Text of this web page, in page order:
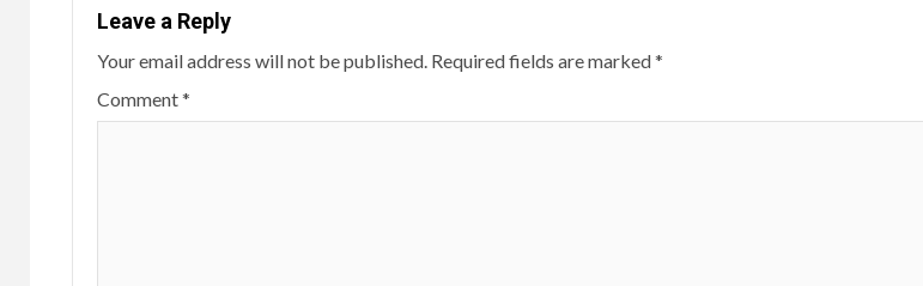
Leave a Reply
Your email address will not be published. Required fields are marked*
Comment*